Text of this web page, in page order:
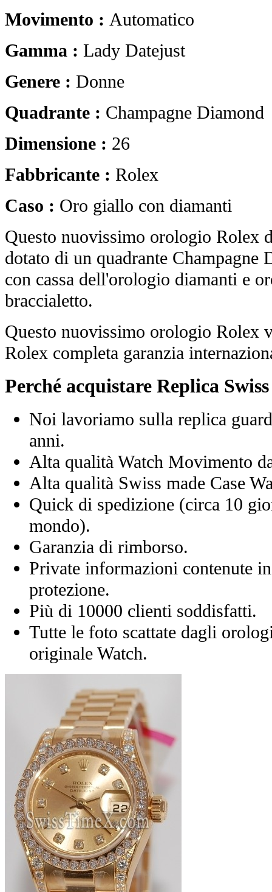
Movimento : Automatico
Gamma : Lady Datejust
Genere : Donne
Quadrante : Champagne Diamond
Dimensione : 26
Fabbricante : Rolex
Caso : Oro giallo con diamanti
Questo nuovissimo orologio Rolex
dotato di un quadrante Champagne
con cassa dell'orologio diamanti e
braccialetto.
Questo nuovissimo orologio Rolex
Rolex completa garanzia
Perché acquistare Replica
Noi lavoriamo sulla replica
anni.
Alta qualità Watch Movimento
Alta qualità Swiss made Case
Quick di spedizione (circa 10
mondo).
Garanzia di rimborso.
Private informazioni contenute
protezione.
Più di 10000 clienti soddisfatti.
Tutte le foto scattate dagli
originale Watch.